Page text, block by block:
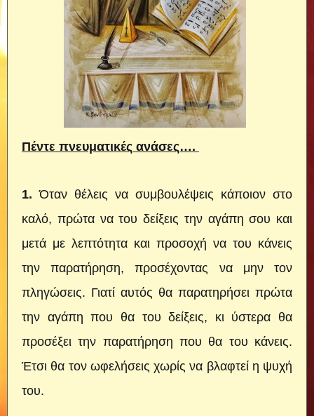
Πέντε πνευματικές ανάσες….
1. Όταν θέλεις να συμβουλέψεις κάποιον στο
καλό, πρώτα να του δείξεις την αγάπη σου και
μετά με λεπτότητα και προσοχή να του κάνεις
την παρατήρηση, προσέχοντας να μην τον
πληγώσεις. Γιατί αυτός θα παρατηρήσει πρώτα
την αγάπη που θα του δείξεις, κι ύστερα θα
προσέξει την παρατήρηση που θα του κάνεις.
Έτσι θα τον ωφελήσεις χωρίς να βλαφτεί η ψυχή
του.